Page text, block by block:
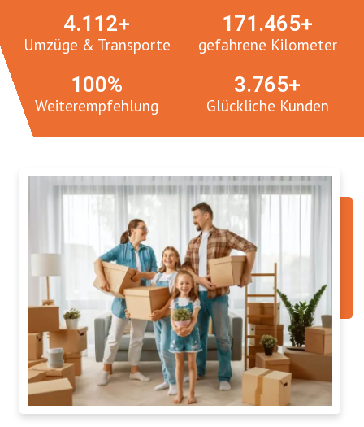
Umzüge & Transporte
4.112+
gefahrene Kilometer
171.465+
Weiterempfehlung
100%
Glückliche Kunden
3.765+